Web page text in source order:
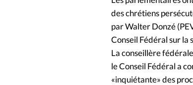
des chrétiens
par Walter Donzé
Conseil Fédéral sur la
La conseillère
le Conseil Fédéral a
«inquiétante» des